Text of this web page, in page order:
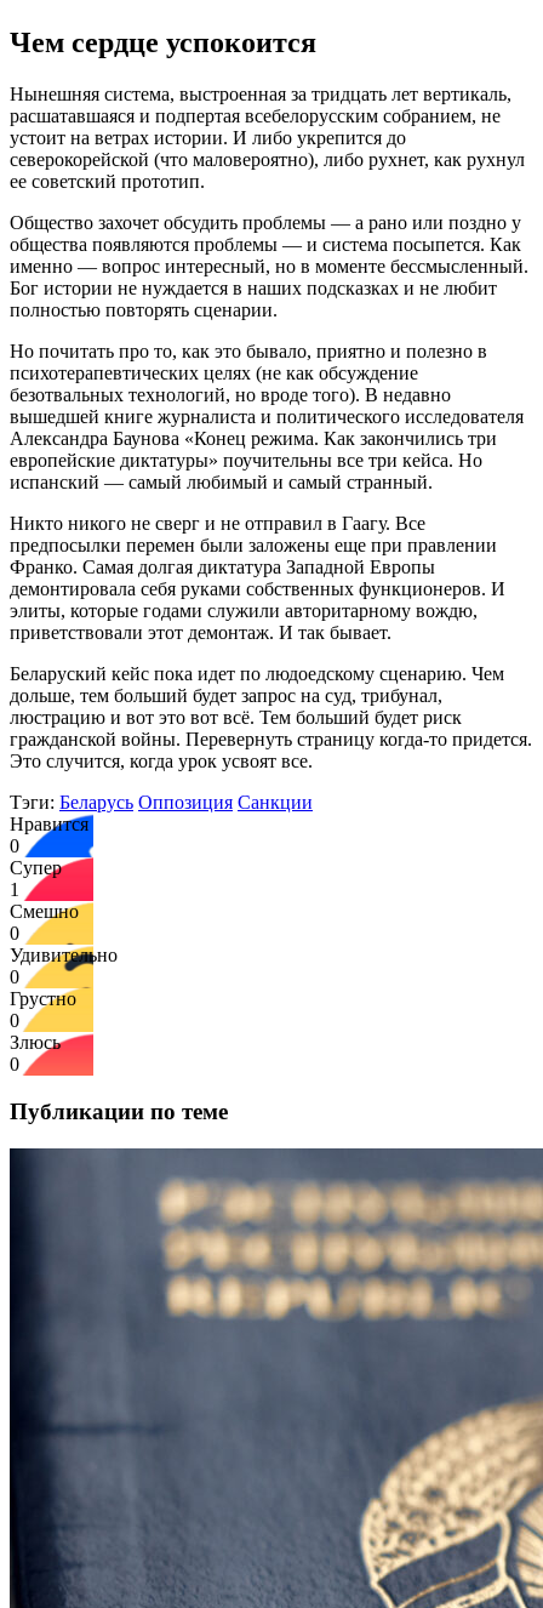
Чем сердце успокоится
Нынешняя система, выстроенная за тридцать лет вертикаль,
расшатавшаяся и подпертая всебелорусским собранием, не
устоит на ветрах истории. И либо укрепится до
северокорейской (что маловероятно), либо рухнет, как рухнул
ее советский прототип.
Общество захочет обсудить проблемы — а рано или поздно у
общества появляются проблемы — и система посыпется. Как
именно — вопрос интересный, но в моменте бессмысленный.
Бог истории не нуждается в наших подсказках и не любит
полностью повторять сценарии.
Но почитать про то, как это бывало, приятно и полезно в
психотерапевтических целях (не как обсуждение
безотвальных технологий, но вроде того). В недавно
вышедшей книге журналиста и политического исследователя
Александра Баунова «Конец режима. Как закончились три
европейские диктатуры» поучительны все три кейса. Но
испанский — самый любимый и самый странный.
Никто никого не сверг и не отправил в Гаагу. Все
предпосылки перемен были заложены еще при правлении
Франко. Самая долгая диктатура Западной Европы
демонтировала себя руками собственных функционеров. И
элиты, которые годами служили авторитарному вождю,
приветствовали этот демонтаж. И так бывает.
Беларуский кейс пока идет по людоедскому сценарию. Чем
дольше, тем больший будет запрос на суд, трибунал,
люстрацию и вот это вот всё. Тем больший будет риск
гражданской войны. Перевернуть страницу когда-то придется.
Это случится, когда урок усвоят все.
Тэги: Беларусь Оппозиция Санкции
Нравится
0
Супер
1
Смешно
0
Удивительно
0
Грустно
0
Злюсь
0
Публикации по теме